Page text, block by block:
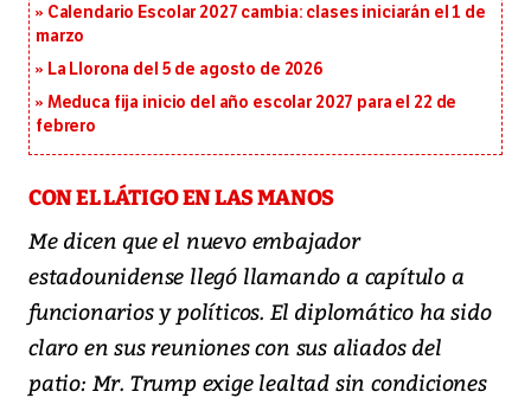
Calendario Escolar 2027 cambia: clases iniciarán el 1 de
marzo
La Llorona del 5 de agosto de 2026
Meduca fija inicio del año escolar 2027 para el 22 de
febrero
CON EL LÁTIGO EN LAS MANOS
Me dicen que el nuevo embajador
estadounidense llegó llamando a capítulo a
funcionarios y políticos. El diplomático ha sido
claro en sus reuniones con sus aliados del
patio: Mr. Trump exige lealtad sin condiciones